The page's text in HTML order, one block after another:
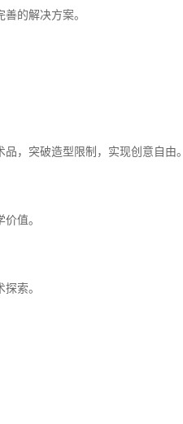
的解决方案。
，突破造型限制，实现创意自由。
值。
索。